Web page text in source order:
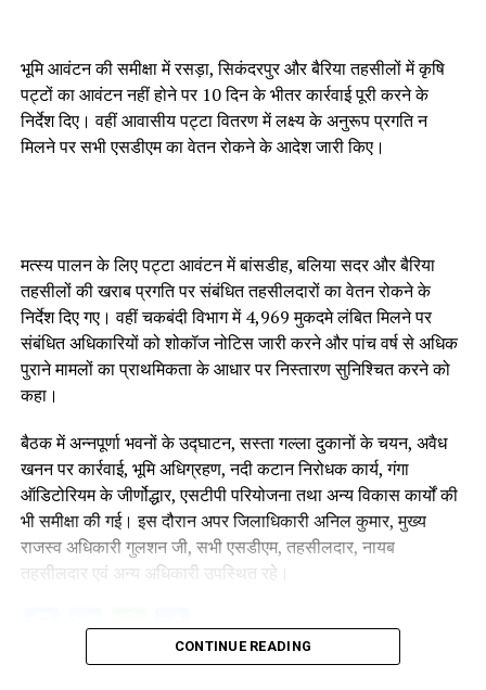
भूमि आवंटन की समीक्षा में रसड़ा, सिकंदरपुर और बैरिया तहसीलों में कृषि
पट्टों का आवंटन नहीं होने पर 10 दिन के भीतर कार्रवाई पूरी करने के
निर्देश दिए। वहीं आवासीय पट्टा वितरण में लक्ष्य के अनुरूप प्रगति न
मिलने पर सभी एसडीएम का वेतन रोकने के आदेश जारी किए।
मत्स्य पालन के लिए पट्टा आवंटन में बांसडीह, बलिया सदर और बैरिया
तहसीलों की खराब प्रगति पर संबंधित तहसीलदारों का वेतन रोकने के
निर्देश दिए गए। वहीं चकबंदी विभाग में 4,969 मुकदमे लंबित मिलने पर
संबंधित अधिकारियों को शोकॉज नोटिस जारी करने और पांच वर्ष से अधिक
पुराने मामलों का प्राथमिकता के आधार पर निस्तारण सुनिश्चित करने को
कहा।
बैठक में अन्नपूर्णा भवनों के उद्घाटन, सस्ता गल्ला दुकानों के चयन, अवैध
खनन पर कार्रवाई, भूमि अधिग्रहण, नदी कटान निरोधक कार्य, गंगा
ऑडिटोरियम के जीर्णोद्धार, एसटीपी परियोजना तथा अन्य विकास कार्यों की
भी समीक्षा की गई। इस दौरान अपर जिलाधिकारी अनिल कुमार, मुख्य
राजस्व अधिकारी गुलशन जी, सभी एसडीएम, तहसीलदार, नायब
तहसीलदार एवं अन्य अधिकारी उपस्थित रहे।
Facebook
Twitter
WhatsApp
Share
CONTINUE READING